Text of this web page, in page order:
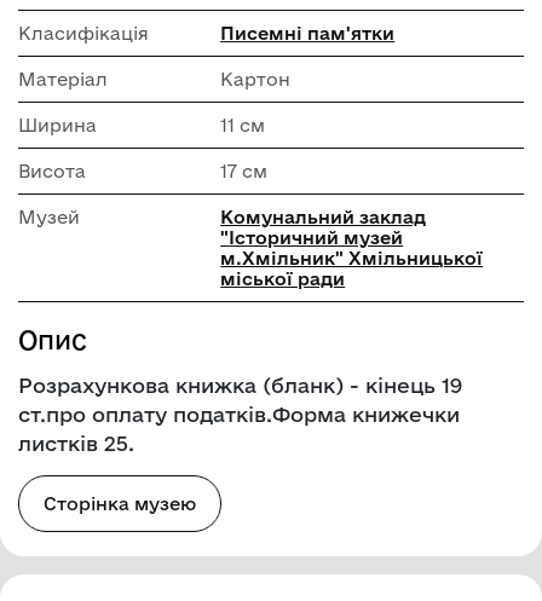
Класифікація Писемні пам'ятки
Матеріал Картон
Ширина 11 см
Висота 17 см
Музей
Комунальний заклад
"Історичний музей
м.Хмільник" Хмільницької
міської ради
Опис
Розрахункова книжка (бланк) - кінець 19
ст.про оплату податків.Форма книжечки
листків 25.
Сторінка музею